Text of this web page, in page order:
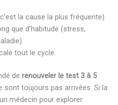
la cause la plus fréquente).
que d’habitude (stress,
tout le cycle.
de renouveler le test 3 à 5
sont toujours pas arrivées. Si la
médecin pour explorer